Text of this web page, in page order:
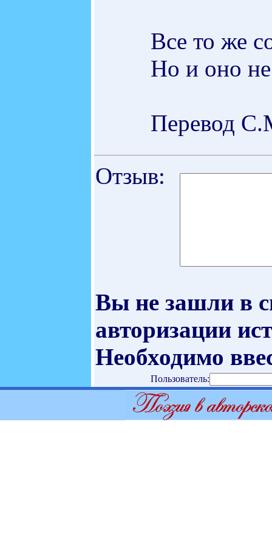
Все то же
Но и оно
Перевод
Отзыв:
Вы не зашли в
авторизации
Необходимо
Пользователь: